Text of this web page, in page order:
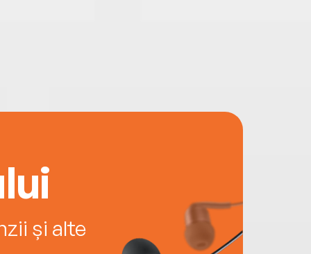
și alte